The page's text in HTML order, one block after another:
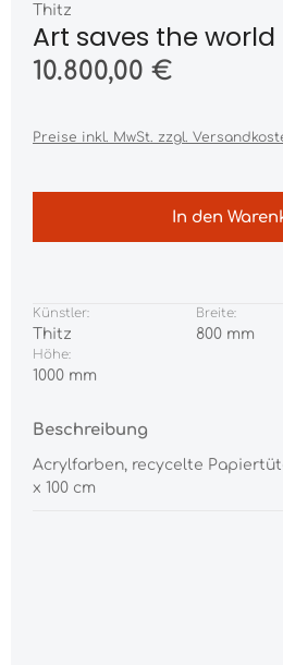
Thitz
Art saves the world
10.800,00 €
Preise inkl. MwSt. zzgl.
In den
Künstler:
Thitz
Breite:
800 mm
Höhe:
1000 mm
Beschreibung
Acrylfarben, recycelte
x 100 cm